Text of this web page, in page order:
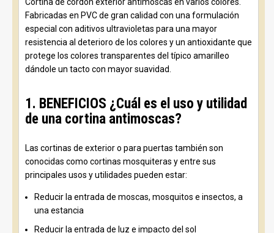
Fabricadas en PVC de gran calidad con una formulación
especial con aditivos ultravioletas para una mayor
resistencia al deterioro de los colores y un antioxidante que
protege los colores transparentes del típico amarilleo
dándole un tacto con mayor suavidad.
1. BENEFICIOS ¿Cuál es el uso y utilidad
de una cortina antimoscas?
Las cortinas de exterior o para puertas también son
conocidas como cortinas mosquiteras y entre sus
principales usos y utilidades pueden estar:
Reducir la entrada de moscas, mosquitos e insectos, a
una estancia
Reducir la entrada de luz e impacto del sol